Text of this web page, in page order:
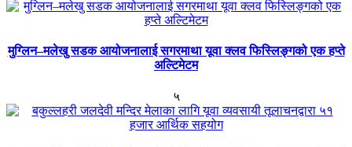
मुग्लिन–मलेखु सडक आयोजनालाई सगरमाथा यूवा क्लव फिस्लिङ्गको एक हप्ते
अल्टिमेटम
५